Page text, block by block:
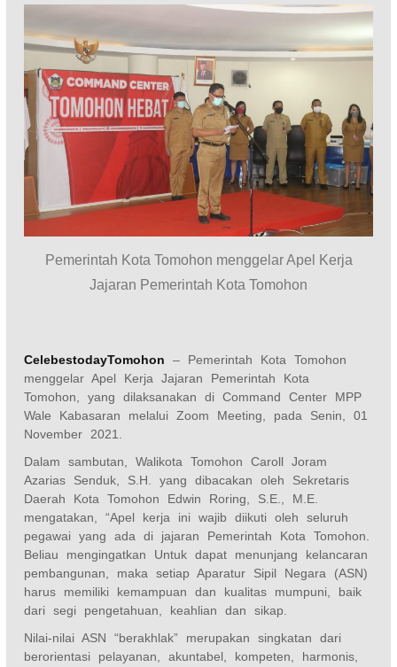
Pemerintah Kota Tomohon menggelar Apel Kerja
Jajaran Pemerintah Kota Tomohon
CelebestodayTomohon – Pemerintah Kota Tomohon
menggelar Apel Kerja Jajaran Pemerintah Kota
Tomohon, yang dilaksanakan di Command Center MPP
Wale Kabasaran melalui Zoom Meeting, pada Senin, 01
November 2021.
Dalam sambutan, Walikota Tomohon Caroll Joram
Azarias Senduk, S.H. yang dibacakan oleh Sekretaris
Daerah Kota Tomohon Edwin Roring, S.E., M.E.
mengatakan, “Apel kerja ini wajib diikuti oleh seluruh
pegawai yang ada di jajaran Pemerintah Kota Tomohon.
Beliau mengingatkan Untuk dapat menunjang kelancaran
pembangunan, maka setiap Aparatur Sipil Negara (ASN)
harus memiliki kemampuan dan kualitas mumpuni, baik
dari segi pengetahuan, keahlian dan sikap.
Nilai-nilai ASN “berakhlak” merupakan singkatan dari
berorientasi pelayanan, akuntabel, kompeten, harmonis,